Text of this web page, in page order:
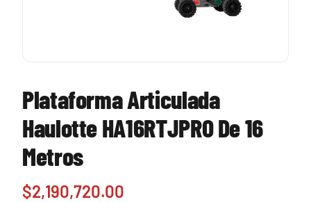
Plataforma Articulada
Haulotte HA16RTJPRO De 16
Metros
$2,190,720.00